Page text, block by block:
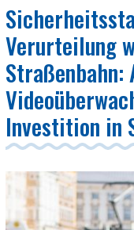
Verurteilung
Straßenbahn:
Investition in